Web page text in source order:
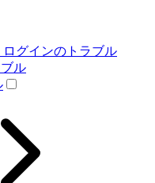
グインのトラブル
ル